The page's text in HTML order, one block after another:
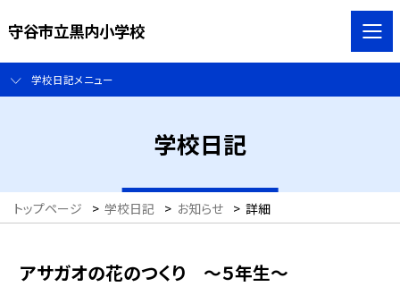
守谷市立黒内小学校
学校日記メニュー
学校日記
トップページ > 学校日記 > お知らせ > 詳細
アサガオの花のつくり ～５年生～